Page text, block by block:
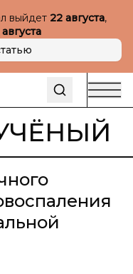
выйдет 22 августа,